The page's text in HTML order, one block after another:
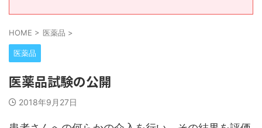
HOME > 医薬品 >
医薬品
医薬品試験の公開
2018年9月27日